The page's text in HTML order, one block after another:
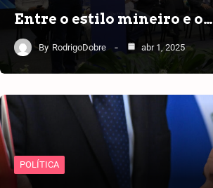
Entre o estilo mineiro e o…
By RodrigoDobre abr 1, 2025
POLÍTICA